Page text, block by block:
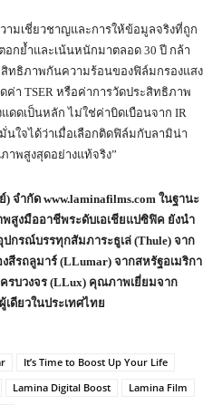
มเชี่ยวชาญและการให้ข้อมูลจริงที่ถูก
อกย้ำและเน้นหนักมาตลอด 30 ปี กล้า
สิทธิภาพกันความร้อนของฟิล์มกรองแสง
ค่า TSER หรือค่าการวัดประสิทธิภาพ
ดดเป็นหลัก ไม่ใช่ค่าบิดเบือนจาก IR
นใจได้ว่าเมื่อเลือกติดฟิล์มกับลามิน่า
พสูงสุดอย่างแท้จริง”
) จำกัด www.laminafilms.com ในฐานะ
งมืออาชีพระดับเอเชียแปซิฟิค ยังนำ
รณ์บรรทุกสัมภาระธูเล่ (Thule) จาก
รถลูมาร์ (LLumar) จากสหรัฐอเมริกา
บวงจร (LLux) คุณภาพเยี่ยมจาก
ดียวในประเทศไทย
It’s Time to Boost Up Your Life
Lamina Digital Boost
Lamina Film